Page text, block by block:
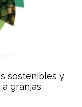
sostenibles y
granjas